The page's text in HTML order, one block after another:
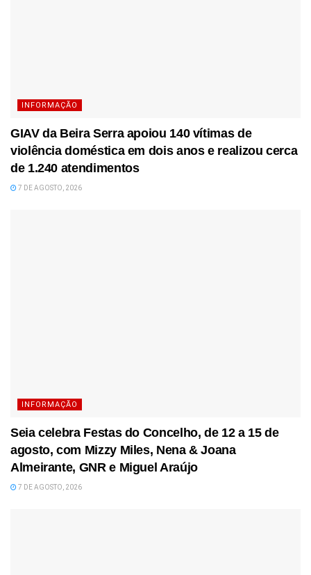
INFORMAÇÃO
GIAV da Beira Serra apoiou 140 vítimas de
violência doméstica em dois anos e realizou cerca
de 1.240 atendimentos
7 DE AGOSTO, 2026
INFORMAÇÃO
Seia celebra Festas do Concelho, de 12 a 15 de
agosto, com Mizzy Miles, Nena & Joana
Almeirante, GNR e Miguel Araújo
7 DE AGOSTO, 2026